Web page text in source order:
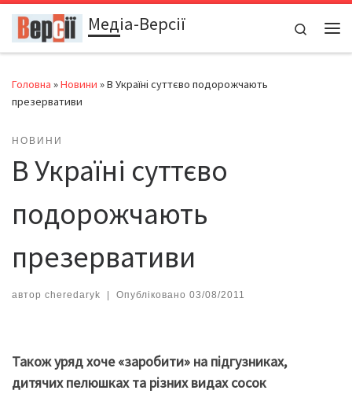
Перейти до вмістуМедіа-Версії
Search
Головна »Новини »В Україні суттєво подорожчають
презервативи
НОВИНИ
В Україні суттєво
подорожчають
презервативи
автор cheredaryk | Опубліковано 03/08/2011
Також уряд хоче «заробити» на підгузниках,
дитячих пелюшках та різних видах сосок